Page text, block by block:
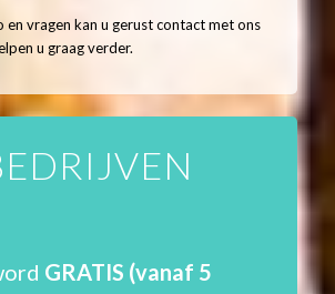
en vragen kan u gerust contact met ons
u graag verder.
GRATIS (vanaf 5